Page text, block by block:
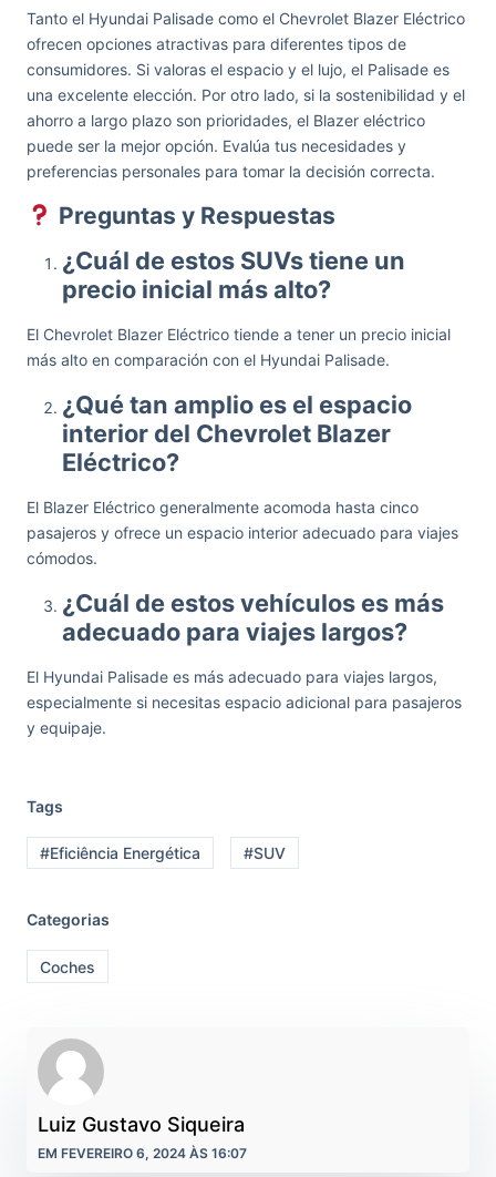
Tanto el Hyundai Palisade como el Chevrolet Blazer Eléctrico
ofrecen opciones atractivas para diferentes tipos de
consumidores. Si valoras el espacio y el lujo, el Palisade es
una excelente elección. Por otro lado, si la sostenibilidad y el
ahorro a largo plazo son prioridades, el Blazer eléctrico
puede ser la mejor opción. Evalúa tus necesidades y
preferencias personales para tomar la decisión correcta.
Preguntas y Respuestas
¿Cuál de estos SUVs tiene un
precio inicial más alto?
El Chevrolet Blazer Eléctrico tiende a tener un precio inicial
más alto en comparación con el Hyundai Palisade.
¿Qué tan amplio es el espacio
interior del Chevrolet Blazer
Eléctrico?
El Blazer Eléctrico generalmente acomoda hasta cinco
pasajeros y ofrece un espacio interior adecuado para viajes
cómodos.
¿Cuál de estos vehículos es más
adecuado para viajes largos?
El Hyundai Palisade es más adecuado para viajes largos,
especialmente si necesitas espacio adicional para pasajeros
y equipaje.
Tags
#Eficiência Energética #SUV
Categorias
Coches
Luiz Gustavo Siqueira
EM FEVEREIRO 6, 2024 ÀS 16:07